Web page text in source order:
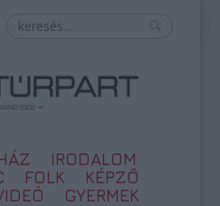
IRODALOM
FOLK
KÉPZŐ
GYERMEK